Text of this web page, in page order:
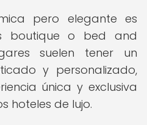
pero elegante es
boutique o bed and
suelen tener un
y personalizado,
única y exclusiva
hoteles de lujo.